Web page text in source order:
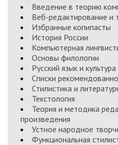
Введение в теорию
Веб-редактирование и
Избранные копипасты
История России
Компьютерная
Основы филологии
Русский язык и
Списки
Стилистика и
Текстология
Теория и методика
произведения
Устное народное
Функциональная